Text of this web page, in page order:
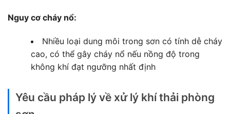
Nguy cơ cháy nổ:
Nhiều loại dung môi trong sơn có tính dễ cháy
cao, có thể gây cháy nổ nếu nồng độ trong
không khí đạt ngưỡng nhất định
Yêu cầu pháp lý về xử lý khí thải phòng